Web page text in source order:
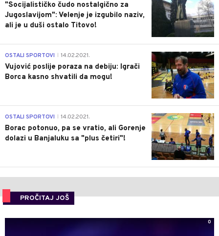
"Socijalističko čudo nostalgično za
Jugoslavijom": Velenje je izgubilo naziv,
ali je u duši ostalo Titovo!
1
OSTALI SPORTOVI 14.02.2021.
Vujović poslije poraza na debiju: Igrači
Borca kasno shvatili da mogu!
3
OSTALI SPORTOVI 14.02.2021.
Borac potonuo, pa se vratio, ali Gorenje
dolazi u Banjaluku sa "plus četiri"!
PROČITAJ JOŠ
0